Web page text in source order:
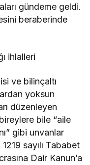
gündeme geldi.
beraberinde
ihlalleri
ve bilinçaltı
yoksun
düzenleyen
bile “aile
gibi unvanlar
sayılı Tababet
Dair Kanun’a